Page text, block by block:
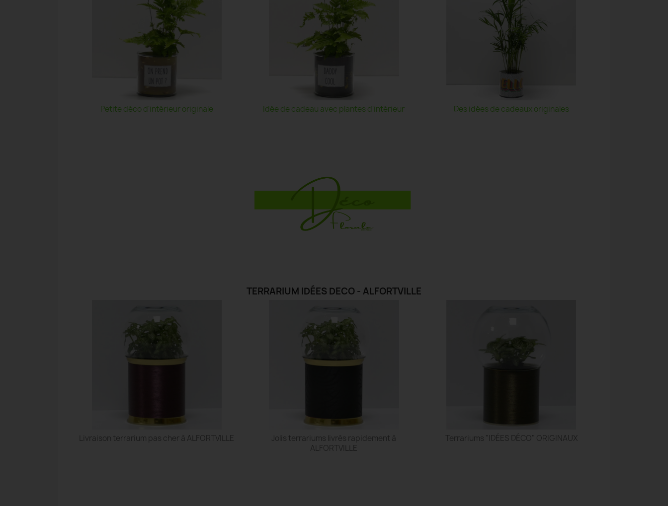
Petite déco d'intérieur originale Idée de cadeau avec plantes d'intérieur Des idées de cadeaux originales
TERRARIUM IDÉES DECO - ALFORTVILLE
Livraison terrarium pas cher à ALFORTVILLE
Jolis terrariums livrés rapidement à
ALFORTVILLE
Terrariums "IDÉES DÉCO" ORIGINAUX